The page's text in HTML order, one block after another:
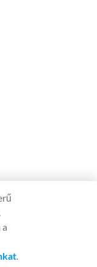
Reserved.
.